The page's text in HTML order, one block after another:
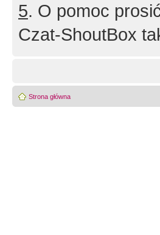
5. O pomoc
Czat-ShoutBox
Strona główna